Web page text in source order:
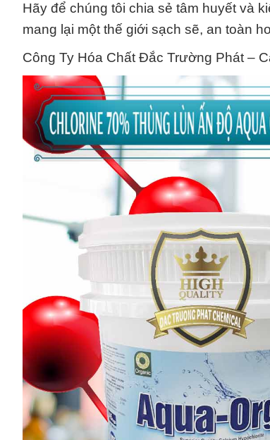
Hãy để chúng tôi chia sẻ tâm huyết và
mang lại một thế giới sạch sẽ, an toàn
Công Ty Hóa Chất Đắc Trường Phát –